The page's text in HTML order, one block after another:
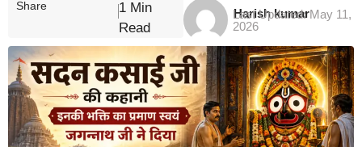
Harish kumar
Last Updated: May 11,
2026
Share
1 Min
Read